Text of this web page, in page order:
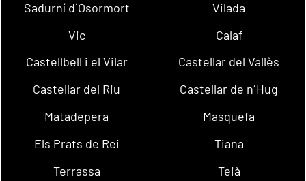
Sadurní d´Osormort
Vilada
Vic
Calaf
Castellbell i el Vilar
Castellar del Vallès
Castellar del Riu
Castellar de n´Hug
Matadepera
Masquefa
Els Prats de Rei
Tiana
Terrassa
Teià